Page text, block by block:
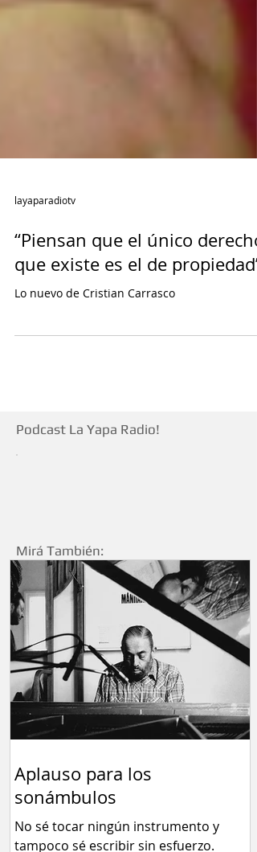
layaparadiotv
“Piensan que el único derecho
que existe es el de propiedad”
Mirá También:
Aplauso para los
sonámbulos